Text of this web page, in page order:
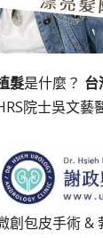
髮是什麼？ 台
院士吳文藝
創包皮手術&